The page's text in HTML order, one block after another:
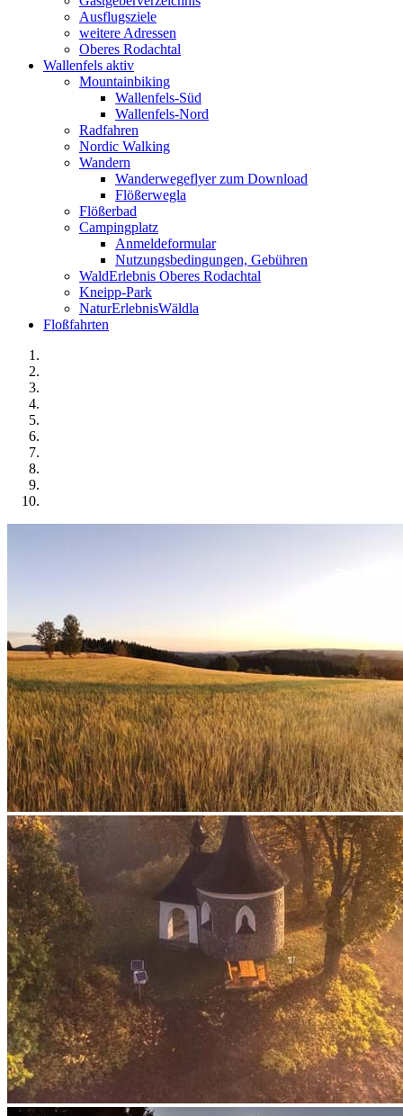
Ausflugsziele
weitere Adressen
Oberes Rodachtal
Wallenfels aktiv
Mountainbiking
Wallenfels-Süd
Wallenfels-Nord
Radfahren
Nordic Walking
Wandern
Wanderwegeflyer zum Download
Flößerwegla
Flößerbad
Campingplatz
Anmeldeformular
Nutzungsbedingungen, Gebühren
WaldErlebnis Oberes Rodachtal
Kneipp-Park
NaturErlebnisWäldla
Floßfahrten